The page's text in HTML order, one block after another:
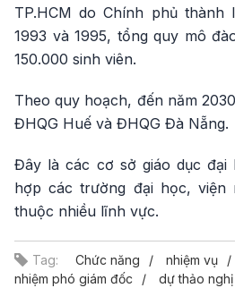
TP.HCM do Chính phủ
1993 và 1995, tổng quy mô
150.000 sinh viên.
Theo quy hoạch, đến năm
ĐHQG Huế và ĐHQG Đà Nẵng.
Đây là các cơ sở giáo dục đại
hợp các trường đại học, viện
thuộc nhiều lĩnh vực.
Tag: Chức năng nhiệm vụ
nhiệm phó giám đốc
dự thảo nghị